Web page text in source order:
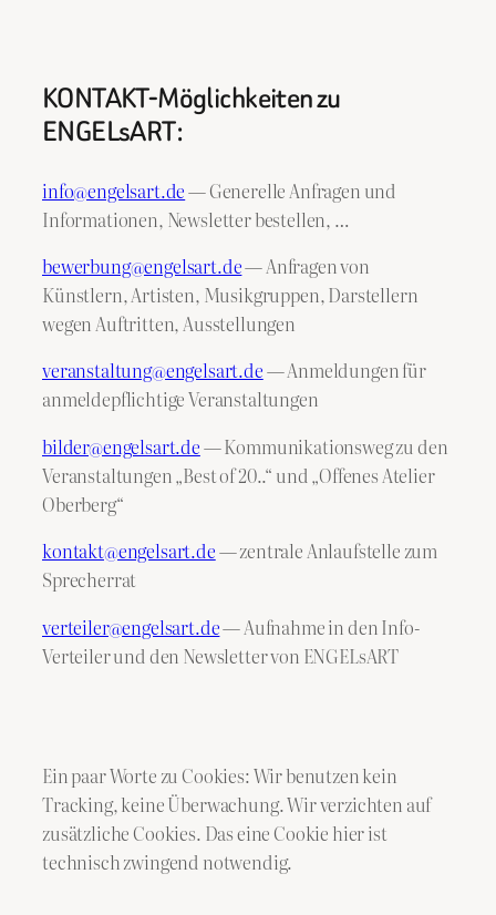
KONTAKT-Möglichkeiten zu
ENGELsART:
info@engelsart.de— Generelle Anfragen und
Informationen, Newsletter bestellen, …
bewerbung@engelsart.de— Anfragen von
Künstlern, Artisten, Musikgruppen, Darstellern
wegen Auftritten, Ausstellungen
veranstaltung@engelsart.de— Anmeldungen für
anmeldepflichtige Veranstaltungen
bilder@engelsart.de— Kommunikationsweg zu den
Veranstaltungen „Best of 20..“ und „Offenes Atelier
Oberberg“
kontakt@engelsart.de— zentrale Anlaufstelle zum
Sprecherrat
verteiler@engelsart.de— Aufnahme in den Info-
Verteiler und den Newsletter von ENGELsART
Ein paar Worte zu Cookies: Wir benutzen kein
Tracking, keine Überwachung. Wir verzichten auf
zusätzliche Cookies. Das eine Cookie hier ist
technisch zwingend notwendig.